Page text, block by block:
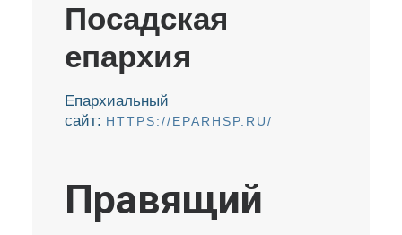
Посадская
епархия
Епархиальный
сайт: HTTPS://EPARHSP.RU/
Правящий